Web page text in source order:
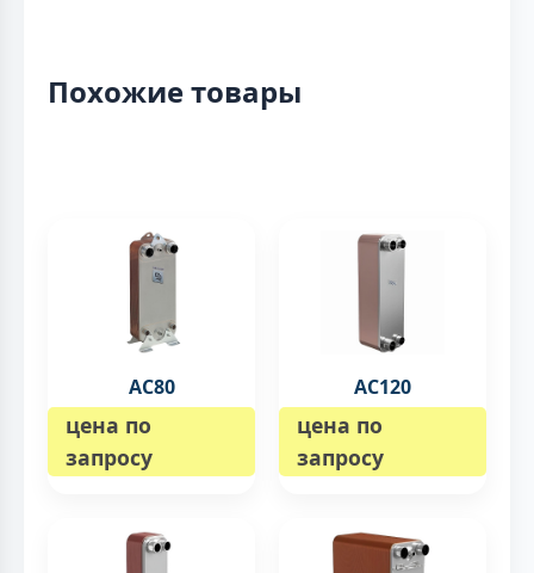
Похожие товары
AC80
цена по
запросу
AC120
цена по
запросу